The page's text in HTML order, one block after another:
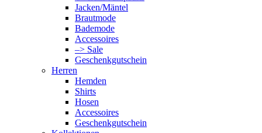
Jacken/Mäntel
Brautmode
Bademode
Accessoires
–> Sale
Geschenkgutschein
Herren
Hemden
Shirts
Hosen
Accessoires
Geschenkgutschein